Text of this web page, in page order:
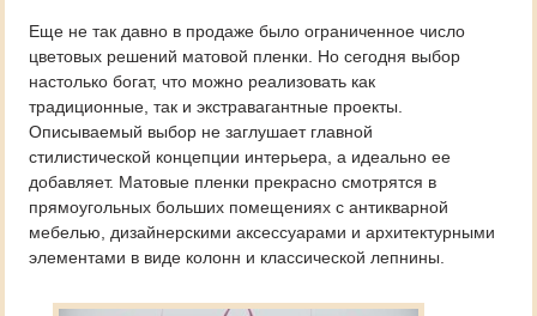
Еще не так давно в продаже было ограниченное число
цветовых решений матовой пленки. Но сегодня выбор
настолько богат, что можно реализовать как
традиционные, так и экстравагантные проекты.
Описываемый выбор не заглушает главной
стилистической концепции интерьера, а идеально ее
добавляет. Матовые пленки прекрасно смотрятся в
прямоугольных больших помещениях с антикварной
мебелью, дизайнерскими аксессуарами и архитектурными
элементами в виде колонн и классической лепнины.